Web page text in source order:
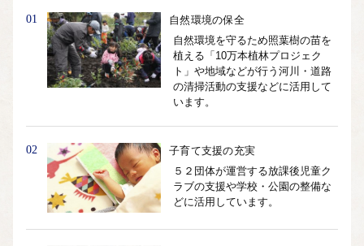
01
自然環境の保全
自然環境を守るため照葉樹の苗を
植える「10万本植林プロジェク
ト」や地域などが行う河川・道路
の清掃活動の支援などに活用して
います。
02
子育て支援の充実
５２団体が運営する放課後児童ク
ラブの支援や学校・公園の整備な
どに活用しています。